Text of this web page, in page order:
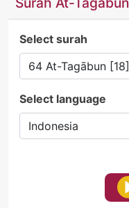
Select surah
Select language